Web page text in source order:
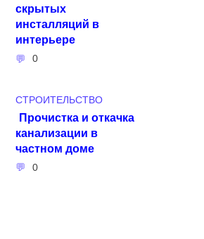
скрытых
инсталляций в
интерьере
0
СТРОИТЕЛЬСТВО
Прочистка и откачка
канализации в
частном доме
0